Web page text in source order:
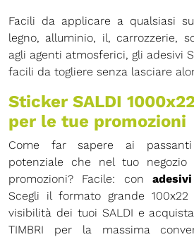
Facili da applicare a qualsiasi
legno, alluminio, il, carrozzerie,
agli agenti atmosferici, gli adesivi
facili da togliere senza lasciare
Sticker SALDI
per le tue promozioni
Come far sapere ai
potenziale che nel tuo
promozioni? Facile: con
Scegli il formato grande
visibilità dei tuoi SALDI e
TIMBRI per la massima